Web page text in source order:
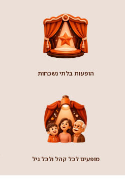
הופעות בלתי נשכחות
מופעים לכל קהל ולכל גיל